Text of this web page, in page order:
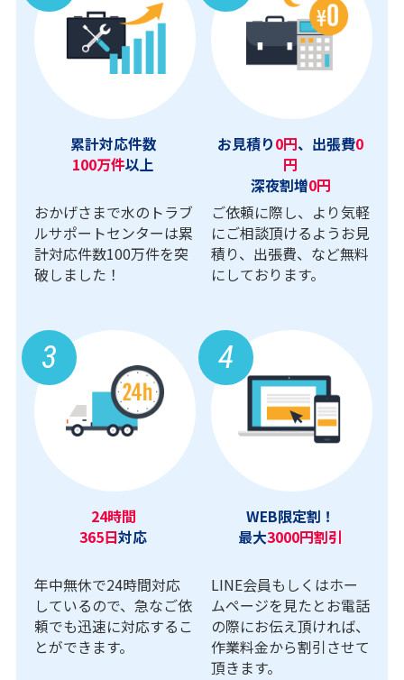
累計対応件数
100万件以上
おかげさまで水のトラブ
ルサポートセンターは累
計対応件数100万件を突
破しました！
お見積り0円、出張費0
円
深夜割増0円
ご依頼に際し、より気軽
にご相談頂けるようお見
積り、出張費、など無料
にしております。
3
24時間
365日対応
年中無休で24時間対応
しているので、急なご依
頼でも迅速に対応するこ
とができます。
4
WEB限定割！
最大3000円割引
LINE会員もしくはホー
ムページを見たとお電話
の際にお伝え頂ければ、
作業料金から割引させて
頂きます。